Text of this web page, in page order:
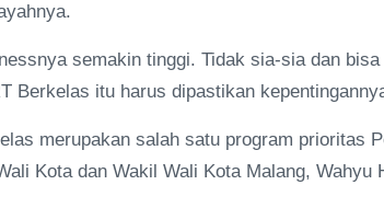
semakin tinggi. Tidak sia-sia dan
Berkelas itu harus dipastikan
merupakan salah satu program prioritas
Kota dan Wakil Wali Kota Malang, Wahyu